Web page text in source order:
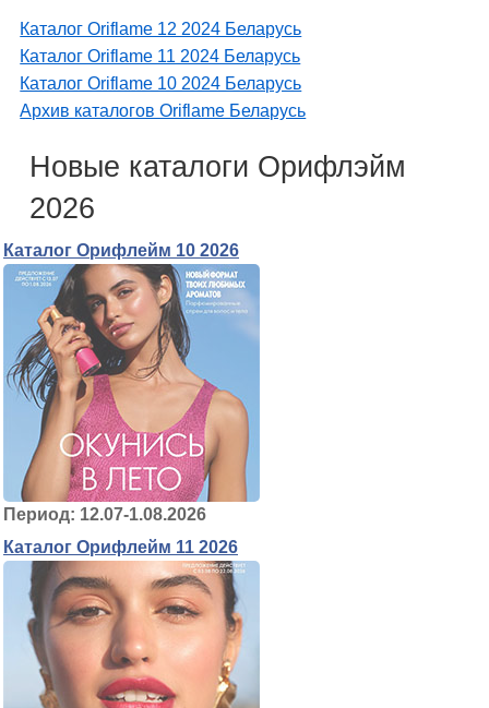
Каталог Oriflame 12 2024 Беларусь
Каталог Oriflame 11 2024 Беларусь
Каталог Oriflame 10 2024 Беларусь
Архив каталогов Oriflame Беларусь
Новые каталоги Орифлэйм
2026
Каталог Орифлейм 10 2026
Период: 12.07-1.08.2026
Каталог Орифлейм 11 2026